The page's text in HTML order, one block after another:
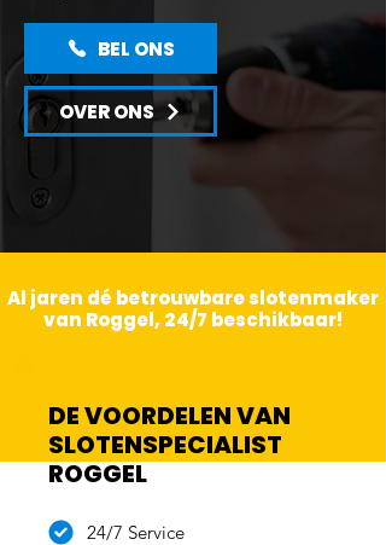
BEL ONS
OVER ONS
Al jaren dé betrouwbare slotenmaker
van Roggel, 24/7 beschikbaar!
DE VOORDELEN VAN
SLOTENSPECIALIST
ROGGEL
24/7 Service